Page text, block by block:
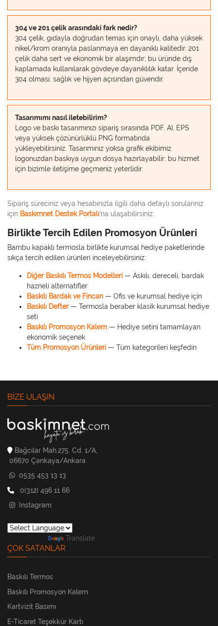
304 ve 201 çelik arasındaki fark nedir?
304 çelik, gıdayla doğrudan temas için onaylı, daha yüksek
nikel/krom oranıyla paslanmaya en dayanıklı kalitedir. 201
çelik daha sert ve ekonomik bir alaşımdır; bu üründe dış
kaplamada kullanılarak gövdeye dayanıklılık katar. İçeride
304 olması; sağlık ve hijyen açısından güvendir.
Tasarımımı nasıl iletebilirim?
Logo ve baskı tasarımınızı sipariş sırasında PDF, AI, EPS
veya yüksek çözünürlüklü PNG formatında
yükleyebilirsiniz. Tasarımınız yoksa grafik ekibimiz
logonuzdan baskıya uygun dosya hazırlayabilir; bu hizmet
için bizimle iletişime geçmeniz yeterlidir.
Sipariş süreciniz veya hesabınızla ilgili daha detaylı sorularınız
için Baskımnet Destek Portalı'na ulaşabilirsiniz.
Birlikte Tercih Edilen Promosyon Ürünleri
Bambu kapaklı termosla birlikte kurumsal hediye paketlerinde
sıkça tercih edilen ürünleri inceleyebilirsiniz:
Diğer Baskılı Termos Modelleri — Askılı, dereceli, bardak
hazneli alternatifler
Baskılı Bardak ve Fincan — Ofis ve kurumsal hediye için
Baskılı Defter— Termosla beraber klasik kurumsal hediye
seti
Baskılı Promosyon Kalem — Hediye setini tamamlayan
ekonomik seçenek
Tüm Promosyon Ürünleri — Tüm kategorileri keşfedin
BIZE ULAŞIN
Bağcılar Mah.275. Cd. 1/A,
06670 Çankaya/Ankara
0535 453 13 13
0(312) 496 11 66
Instagram
Translate
ÇOK SATANLAR
Baskılı Termos
Baskılı Promosyon Kalem
Kartvizit Basımı
E-Ticaret Teşekkür Kartı